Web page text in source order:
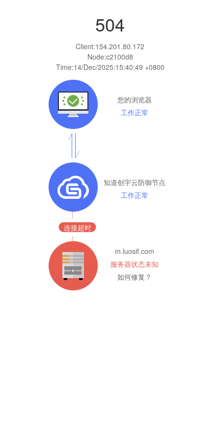
504
Client:154.201.80.172
Node:c2100d8
Time:14/Dec/2025:15:40:49 +0800
您的浏览器
工作正常
知道创宇云防御节点
工作正常
连接超时
m.luosif.com
服务器状态未知
如何修复？